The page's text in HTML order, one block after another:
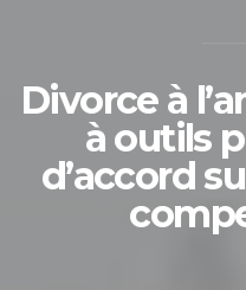
Divorce à
à outils
d’accord